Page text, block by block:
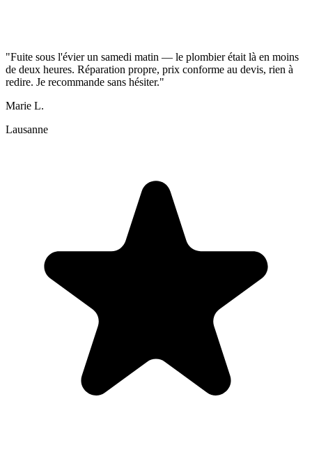
"Fuite sous l'évier un samedi matin — le plombier était là en moins
de deux heures. Réparation propre, prix conforme au devis, rien à
redire. Je recommande sans hésiter."
Marie L.
Lausanne